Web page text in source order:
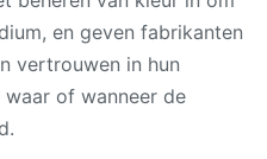
en geven fabrikanten
vertrouwen in hun
of wanneer de